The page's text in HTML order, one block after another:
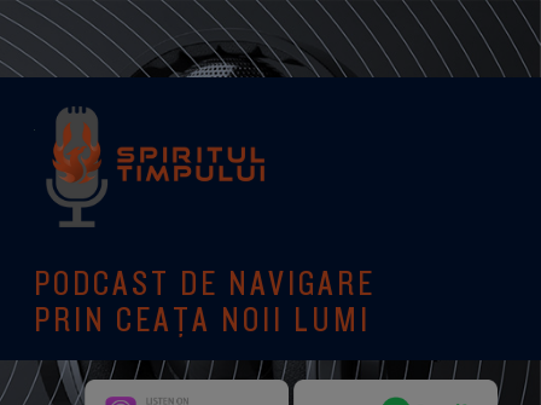
PODCAST DE NAVIGARE
PRIN CEAȚA NOII LUMI